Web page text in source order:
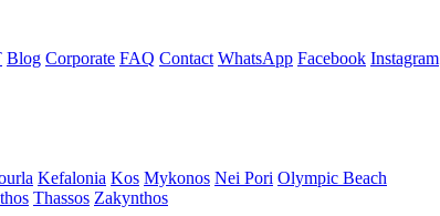
Blog Corporate FAQ Contact WhatsApp Facebook Instagram
Kefalonia Kos Mykonos Nei Pori Olympic Beach
Thassos Zakynthos